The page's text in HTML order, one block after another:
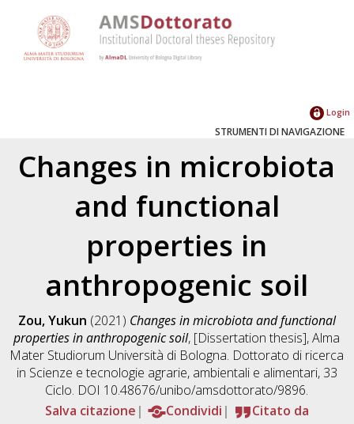
Login
STRUMENTI DI NAVIGAZIONE
Changes in microbiota
and functional
properties in
anthropogenic soil
Zou, Yukun (2021) Changes in microbiota and functional
properties in anthropogenic soil, [Dissertation thesis], Alma
Mater Studiorum Università di Bologna. Dottorato di ricerca
in Scienze e tecnologie agrarie, ambientali e alimentari, 33
Ciclo. DOI 10.48676/unibo/amsdottorato/9896.
Salva citazione
Condividi
Citato da